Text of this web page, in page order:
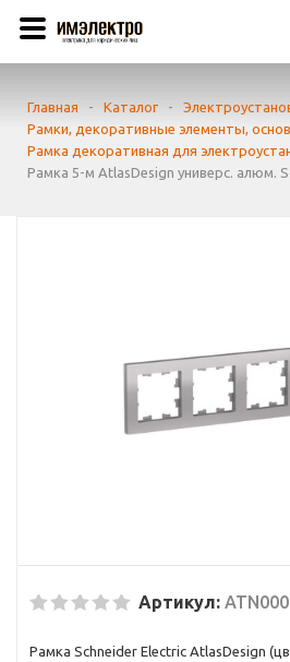
Главная - Каталог -
Рамки, декоративные элементы,
Рамка декоративная для
Рамка 5-м AtlasDesign универс. алюм.
Артикул:
Рамка Schneider Electric AtlasDesign